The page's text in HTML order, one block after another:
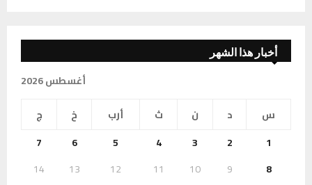
أخبار هذا الشهر
أغسطس 2026
س
د ن ث أرب خ
ج
1
2
3
4
5
6
7
8
9
10
11
12
13
14